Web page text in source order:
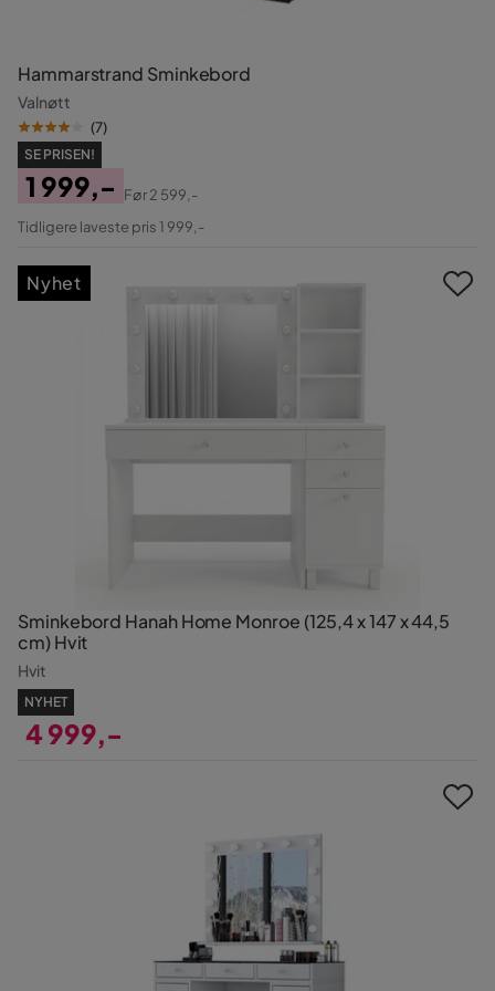
Hammarstrand Sminkebord
Valnøtt
(7)
SE PRISEN!
Pris
1 999,-
Original
Før2 599,-
Tidligere laveste pris 1 999,-
Sminkebord Hanah Home Monroe (125,4 x 147 x 44,5
cm) Hvit
Hvit
NYHET
4 999,-
Nyhet